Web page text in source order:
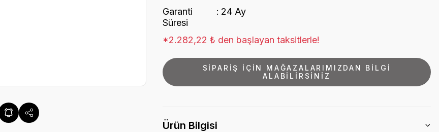
Garanti
Süresi
24 Ay
*2.282,22 ₺ den başlayan taksitlerle!
SİPARİŞ İÇİN MAĞAZALARIMIZDAN BİLGİ
ALABİLİRSİNİZ
Ürün Bilgisi